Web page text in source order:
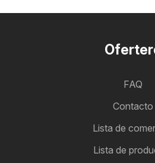
FAQ
Contacto
Lista de
Lista de